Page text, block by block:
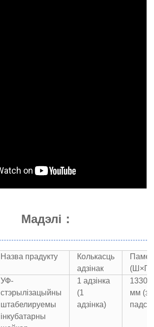
Мадэлі：
Назва прадукту
Колькасць
адзінак
УФ-
стэрылізацыйны
штабелируемы
інкубатарны
1 адзінка
(1
адзінка)
мм (з